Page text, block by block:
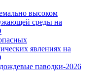
высоком
среды на
явлениях на
паводки-2026